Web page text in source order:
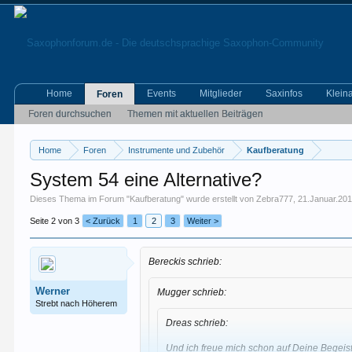
Home Foren Instrumente und Zubehör Kaufberatung
System 54 eine Alternative?
Dieses Thema im Forum "Kaufberatung" wurde erstellt vonZebra777 ,
Seite 2 von 3 < Zurück 1 2 3 Weiter >
Werner
Strebt nach Höherem
Bereckis schrieb:
Mugger schrieb:
Dreas schrieb:
Und ich freue mich schon auf Deine
Home
Foren
Foren durchsuchen
Themen mit aktuellen Beiträgen
Events Mitglieder Saxinfos